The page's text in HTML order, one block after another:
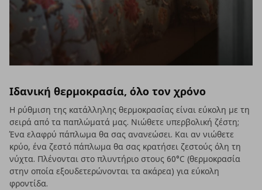
Ιδανική θερμοκρασία, όλο τον χρόνο
Η ρύθμιση της κατάλληλης θερμοκρασίας είναι εύκολη με τη
σειρά από τα παπλώματά μας. Νιώθετε υπερβολική ζέστη;
Ένα ελαφρύ πάπλωμα θα σας ανανεώσει. Και αν νιώθετε
κρύο, ένα ζεστό πάπλωμα θα σας κρατήσει ζεστούς όλη τη
νύχτα. Πλένονται στο πλυντήριο στους 60°C (θερμοκρασία
στην οποία εξουδετερώνονται τα ακάρεα) για εύκολη
φροντίδα.